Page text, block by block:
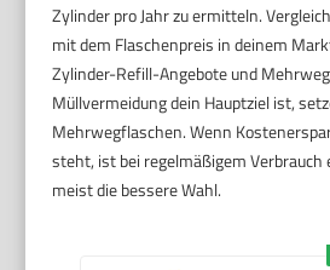
Zylinder pro Jahr zu ermitteln.
mit dem Flaschenpreis in deinem
Zylinder-Refill-Angebote und
Müllvermeidung dein Hauptziel ist,
Mehrwegflaschen. Wenn
steht, ist bei regelmäßigem Verbrauch
meist die bessere Wahl.